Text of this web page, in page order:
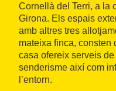
Cornellà del Terri, a la
Girona. Els espais
amb altres tres
mateixa finca, consten
casa ofereix serveis de
senderisme així com
l’entorn.